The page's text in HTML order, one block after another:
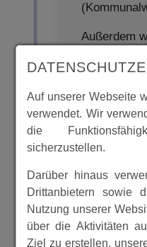
Außerdem
MEHR
1981
Auf unserer Webseite
verwendet. Wir
die
sicherzustellen.
Darüber hinaus
Drittanbietern sowie
Nutzung unserer
über die Aktivitäten
Ziel zu erstellen,